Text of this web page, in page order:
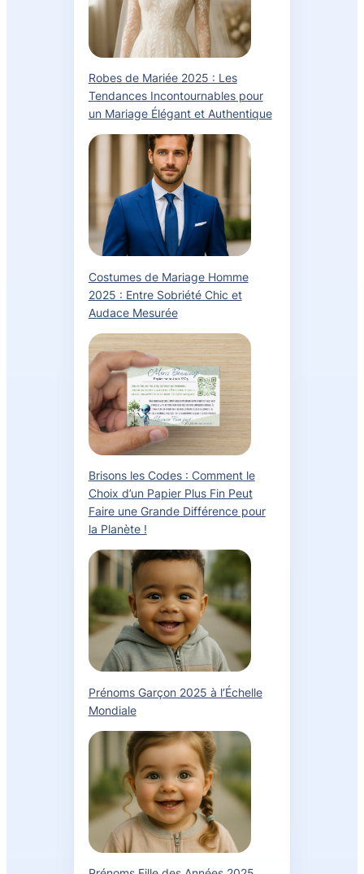
Robes de Mariée 2025 : Les
Tendances Incontournables pour
un Mariage Élégant et Authentique
Costumes de Mariage Homme
2025 : Entre Sobriété Chic et
Audace Mesurée
Brisons les Codes : Comment le
Choix d’un Papier Plus Fin Peut
Faire une Grande Différence pour
la Planète !
Prénoms Garçon 2025 à l’Échelle
Mondiale